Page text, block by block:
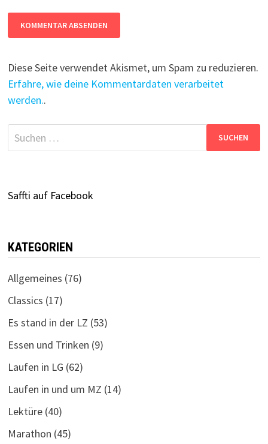
Diese Seite verwendet Akismet, um Spam zu reduzieren.
Erfahre, wie deine Kommentardaten verarbeitet
werden..
Suchen
nach:
Saffti auf Facebook
KATEGORIEN
Allgemeines (76)
Classics (17)
Es stand in der LZ (53)
Essen und Trinken (9)
Laufen in LG (62)
Laufen in und um MZ (14)
Lektüre(40)
Marathon (45)